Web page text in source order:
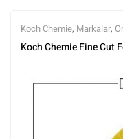
Koch Chemie, Markalar,
Polisaj,Polisaj ve
Koch Chemie Fine Cut